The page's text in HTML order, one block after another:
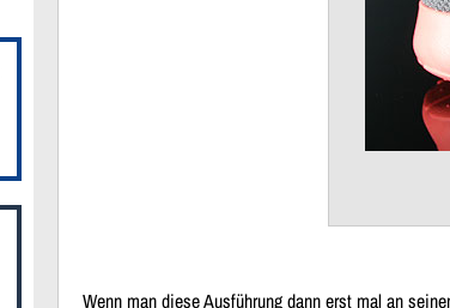
Wenn man diese Ausführung dann erst mal an